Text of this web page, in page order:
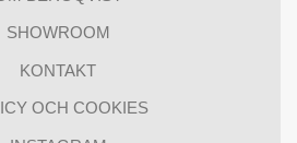
SHOWROOM
KONTAKT
OCH COOKIES